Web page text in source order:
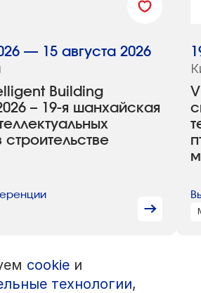
Building
– 19-я шанхайская
строительстве
— 15 августа 2026
ЭКСПО Интернэшнл»
материалов возможно только
cookieи
технологии,